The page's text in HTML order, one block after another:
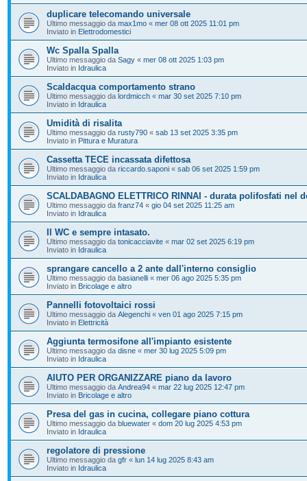
duplicare telecomando universale
Ultimo messaggio da max1mo « mer 08 ott 2025 11:01 pm
Inviato in Elettrodomestici
Wc Spalla Spalla
Ultimo messaggio da Sagy « mer 08 ott 2025 1:03 pm
Inviato in Idraulica
Scaldacqua comportamento strano
Ultimo messaggio da lordmicch « mar 30 set 2025 7:10 pm
Inviato in Idraulica
Umidità di risalita
Ultimo messaggio da rusty790 « sab 13 set 2025 3:35 pm
Inviato in Pittura e Muratura
Cassetta TECE incassata difettosa
Ultimo messaggio da riccardo.saponi « sab 06 set 2025 1:59 pm
Inviato in Idraulica
SCALDABAGNO ELETTRICO RINNAI - durata polifosfati nel
Ultimo messaggio da franz74 « gio 04 set 2025 11:25 am
Inviato in Idraulica
Il WC e sempre intasato.
Ultimo messaggio da tonicacciavite « mar 02 set 2025 6:19 pm
Inviato in Idraulica
sprangare cancello a 2 ante dall'interno consiglio
Ultimo messaggio da basianelli « mer 06 ago 2025 5:35 pm
Inviato in Bricolage e altro
Pannelli fotovoltaici rossi
Ultimo messaggio da Alegenchi « ven 01 ago 2025 7:15 pm
Inviato in Elettricità
Aggiunta termosifone all'impianto esistente
Ultimo messaggio da disne « mer 30 lug 2025 5:09 pm
Inviato in Idraulica
AIUTO PER ORGANIZZARE piano da lavoro
Ultimo messaggio da Andrea94 « mar 22 lug 2025 12:47 pm
Inviato in Bricolage e altro
Presa del gas in cucina, collegare piano cottura
Ultimo messaggio da bluewater « dom 20 lug 2025 4:53 pm
Inviato in Idraulica
regolatore di pressione
Ultimo messaggio da gfr « lun 14 lug 2025 8:43 am
Inviato in Idraulica